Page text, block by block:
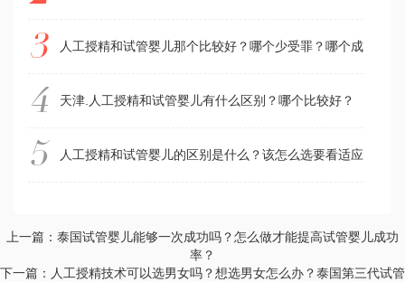
人工授精和试管婴儿那个比较好？哪个少受罪？哪个成功率高
天津.人工授精和试管婴儿有什么区别？哪个比较好？
人工授精和试管婴儿的区别是什么？该怎么选要看适应症
上一篇：泰国试管婴儿能够一次成功吗？怎么做才能提高试管婴儿成功
率？
下一篇：人工授精技术可以选男女吗？想选男女怎么办？泰国第三代试管